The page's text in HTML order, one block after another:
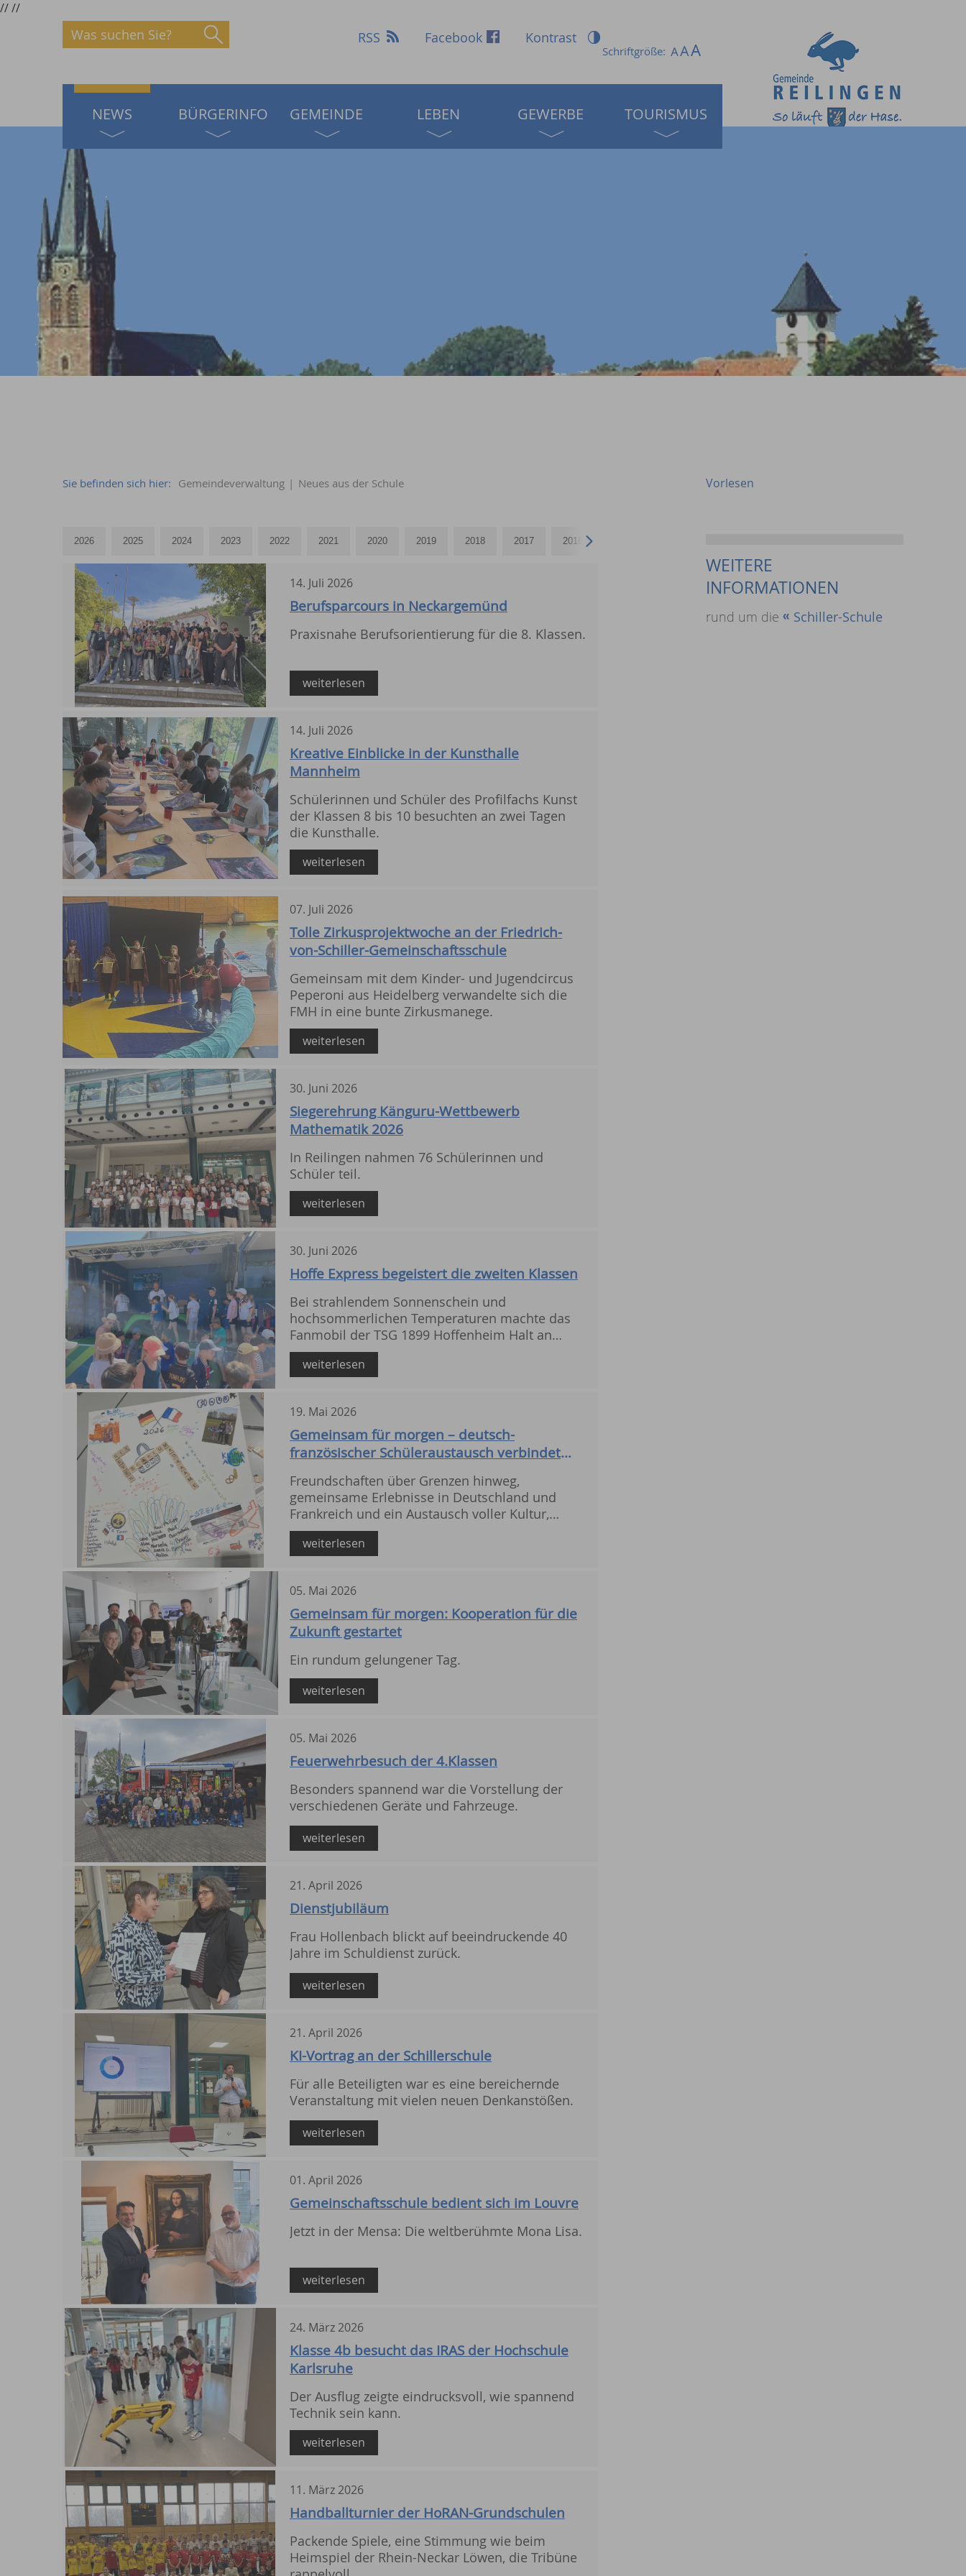
////
Was suchen Sie? RSS Facebook Kontrast
Schriftgröße:
NEWS BÜRGERINFO GEMEINDE LEBEN GEWERBE TOURISMUS
Sie befinden sich hier: Gemeindeverwaltung | Neues aus der Schule Vorlesen
14. Juli 2026
Berufsparcours in Neckargemünd
Praxisnahe Berufsorientierung für die 8. Klassen.
weiterlesen
14. Juli 2026
Kreative Einblicke in der Kunsthalle
Mannheim
Schülerinnen und Schüler des Profilfachs Kunst
der Klassen 8 bis 10 besuchten an zwei Tagen
die Kunsthalle.
weiterlesen
07. Juli 2026
Tolle Zirkusprojektwoche an der Friedrich-
von-Schiller-Gemeinschaftsschule
Gemeinsam mit dem Kinder- und Jugendcircus
Peperoni aus Heidelberg verwandelte sich die
FMH in eine bunte Zirkusmanege.
weiterlesen
30. Juni 2026
Siegerehrung Känguru-Wettbewerb
Mathematik 2026
In Reilingen nahmen 76 Schülerinnen und
Schüler teil.
weiterlesen
30. Juni 2026
Hoffe Express begeistert die zweiten Klassen
Bei strahlendem Sonnenschein und
hochsommerlichen Temperaturen machte das
Fanmobil der TSG 1899 Hoffenheim Halt an
unserer Schule.
weiterlesen
19. Mai 2026
Gemeinsam für morgen – deutsch-
französischer Schüleraustausch verbindet
Freundschaften über Grenzen hinweg,
gemeinsame Erlebnisse in Deutschland und
Frankreich und ein Austausch voller Kultur,
Nachhaltigkeit und europäischer Begegnungen.
weiterlesen
05. Mai 2026
Gemeinsam für morgen: Kooperation für die
Zukunft gestartet
Ein rundum gelungener Tag.
weiterlesen
05. Mai 2026
Feuerwehrbesuch der 4.Klassen
Besonders spannend war die Vorstellung der
verschiedenen Geräte und Fahrzeuge.
weiterlesen
21. April 2026
Dienstjubiläum
Frau Hollenbach blickt auf beeindruckende 40
Jahre im Schuldienst zurück.
weiterlesen
21. April 2026
KI-Vortrag an der Schillerschule
Für alle Beteiligten war es eine bereichernde
Veranstaltung mit vielen neuen Denkanstößen.
weiterlesen
01. April 2026
Gemeinschaftsschule bedient sich im Louvre
Jetzt in der Mensa: Die weltberühmte Mona Lisa.
weiterlesen
24. März 2026
Klasse 4b besucht das IRAS der Hochschule
Karlsruhe
Der Ausflug zeigte eindrucksvoll, wie spannend
Technik sein kann.
weiterlesen
11. März 2026
Handballturnier der HoRAN-Grundschulen
Packende Spiele, eine Stimmung wie beim
Heimspiel der Rhein-Neckar Löwen, die Tribüne
WEITERE
INFORMATIONEN
rund um die Schiller-Schule